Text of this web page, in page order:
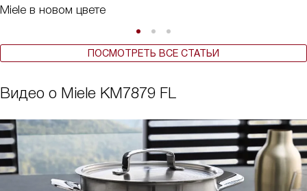
Miele в новом цвете
ПОСМОТРЕТЬ ВСЕ СТАТЬИ
Видео о Miele KM7879 FL